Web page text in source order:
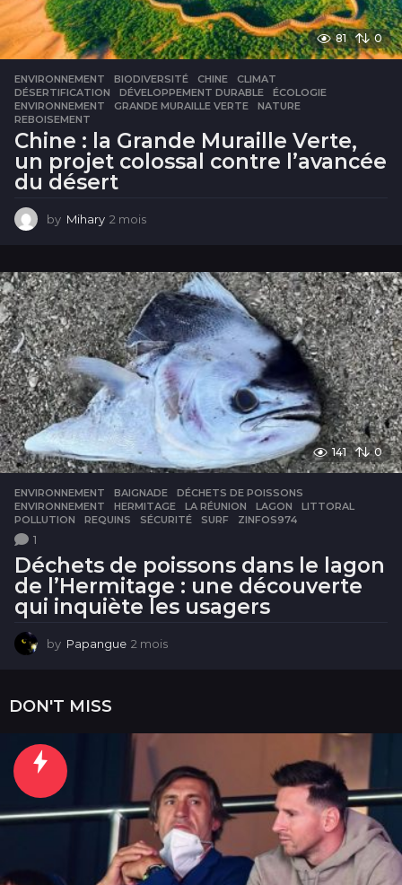
81 0
ENVIRONNEMENT BIODIVERSITÉ ,CHINE ,CLIMAT
DÉSERTIFICATION
,DÉVELOPPEMENT DURABLE ,ÉCOLOGIE
ENVIRONNEMENT
,GRANDE MURAILLE VERTE ,NATURE
REBOISEMENT
Chine : la Grande Muraille Verte,
un projet colossal contre l’avancée
du désert
by Mihary 2 mois
i
s
141 0
ENVIRONNEMENT BAIGNADE ,DÉCHETS DE POISSONS
ENVIRONNEMENT
,HERMITAGE ,LA RÉUNION ,LAGON ,LITTORAL
POLLUTION
,REQUINS ,SÉCURITÉ ,SURF ,ZINFOS974
1
Déchets de poissons dans le lagon
de l’Hermitage : une découverte
qui inquiète les usagers
by Papangue 2 mois
DON'T MISS